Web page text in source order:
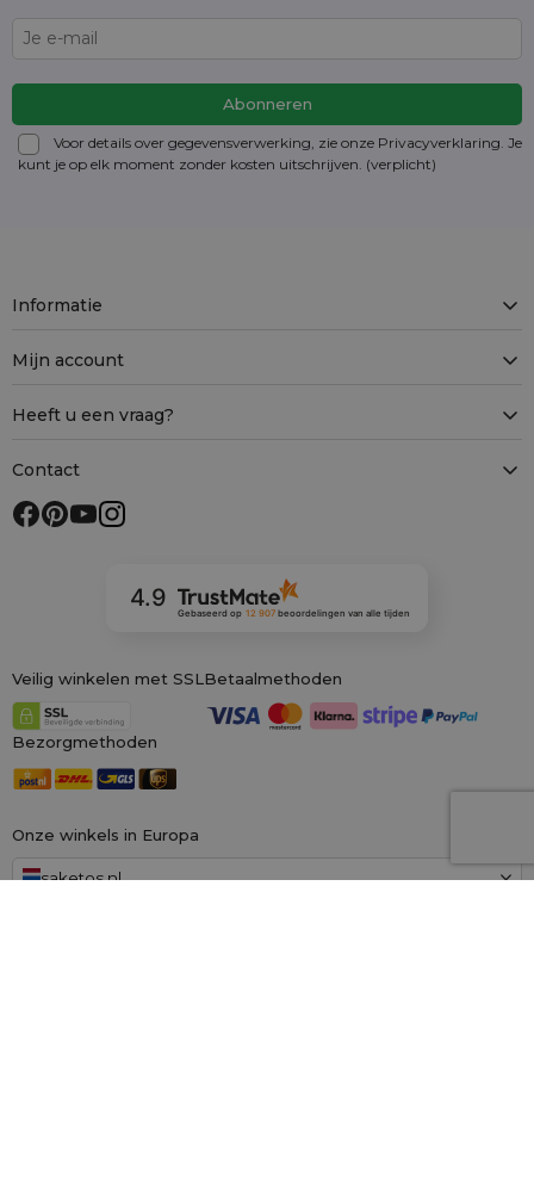
Voor details over gegevensverwerking, zie onze Privacyverklaring. Je
kunt je op elk moment zonder kosten uitschrijven. (verplicht)
Onze winkels in Europa
saketos.nl
Informatie
Mijn account
Heeft u een vraag?
Contact
4.9
Gebaseerd op 12 907beoordelingen van alle tijden
Veilig winkelen met SSL Betaalmethoden
Bezorgmethoden